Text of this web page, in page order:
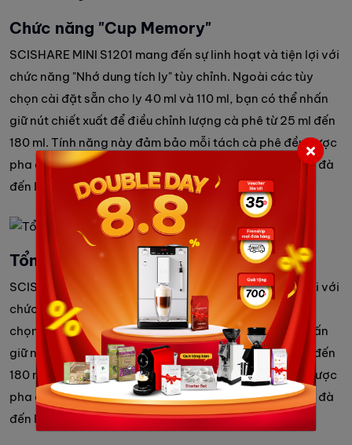
Chức năng "Cup Memory"
SCISHARE MINI S1201 mang đến sự linh hoạt và tiện lợi với
chức năng "Nhớ dung tích ly" tùy chỉnh. Ngoài các tùy
chọn cài đặt sẵn cho ly 40 ml và 110 ml, bạn có thể nhấn
giữ nút chiết xuất để điều chỉnh lượng cà phê từ 25 ml đến
180 ml. Tính năng này đảm bảo mỗi tách cà phê đều được
pha chế theo đúng sở thích của bạn, từ espresso đậm đà
đến ly cà phê lớn để thưởng thức lâu hơn.
Tổng kết
SCISHARE MINI S1201 mang đến sự linh hoạt và tiện lợi với
chức năng "Nhớ dung tích ly" tùy chỉnh. Ngoài các tùy
chọn cài đặt sẵn cho ly 40 ml và 110 ml, bạn có thể nhấn
giữ nút chiết xuất để điều chỉnh lượng cà phê từ 25 ml đến
180 ml. Tính năng này đảm bảo mỗi tách cà phê đều được
pha chế theo đúng sở thích của bạn, từ espresso đậm đà
đến ly cà phê lớn để thưởng thức lâu hơn.